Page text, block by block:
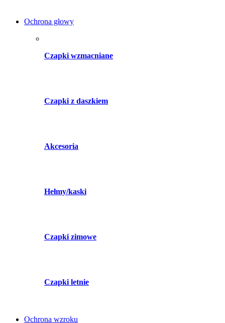
Ochrona głowy
Czapki wzmacniane
Czapki z daszkiem
Akcesoria
Hełmy/kaski
Czapki zimowe
Czapki letnie
Ochrona wzroku